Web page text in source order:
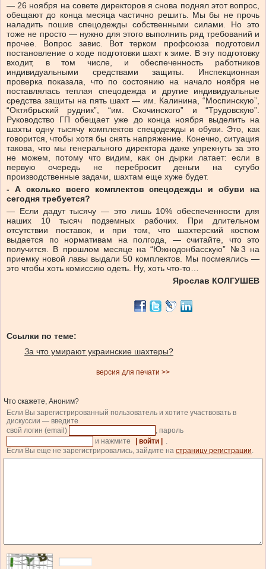
— 26 ноября на совете директоров я снова поднял этот вопрос,
обещают до конца месяца частично решить. Мы бы не прочь
наладить пошив спецодежды собственными силами. Но это
тоже не просто — нужно для этого выполнить ряд требований и
прочее. Вопрос завис. Вот терком профсоюза подготовил
постановление о ходе подготовки шахт к зиме. В эту подготовку
входит, в том числе, и обеспеченность работников
индивидуальными средствами защиты. Инспекционная
проверка показала, что по состоянию на начало ноября не
поставлялась теплая спецодежда и другие индивидуальные
средства защиты на пять шахт — им. Калинина, “Моспинскую”,
“Октябрьский рудник”, “им. Скочинского” и “Трудовскую”.
Руководство ГП обещает уже до конца ноября выделить на
шахты одну тысячу комплектов спецодежды и обуви. Это, как
говорится, чтобы хотя бы снять напряжение. Конечно, ситуация
такова, что мы генерального директора даже упрекнуть за это
не можем, потому что видим, как он дырки латает: если в
первую очередь не перебросит деньги на сугубо
производственные задачи, шахтам еще хуже будет.
- А сколько всего комплектов спецодежды и обуви на
сегодня требуется?
— Если дадут тысячу — это лишь 10% обеспеченности для
наших 10 тысяч подземных рабочих. При длительном
отсутствии поставок, и при том, что шахтерский костюм
выдается по нормативам на полгода, — считайте, что это
получится. В прошлом месяце на “Южнодонбасскую” №3 на
приемку новой лавы выдали 50 комплектов. Мы посмеялись —
это чтобы хоть комиссию одеть. Ну, хоть что-то…
Ярослав КОЛГУШЕВ
Ссылки по теме:
За что умирают украинские шахтеры?
версия для печати >>
Что скажете, Аноним?
Если Вы зарегистрированный пользователь и хотите участвовать в
дискуссии — введите
свой логин (email)
, пароль
и нажмите
| войти |
.
Если Вы еще не зарегистрировались, зайдите на страницу регистрации.